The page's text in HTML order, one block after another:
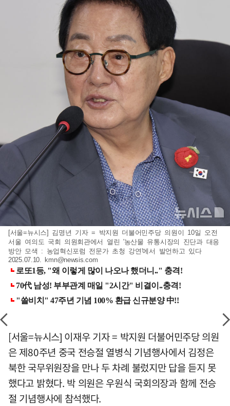
[서울=뉴시스] 김명년 기자 = 박지원 더불어민주당 의원이 10일 오전
서울 여의도 국회 의원회관에서 열린 '농산물 유통시장의 진단과 대응
방안 모색 : 농업혁신포럼 전문가 초청 강연'에서 발언하고 있다
2025.07.10. kmn@newsis.com
[서울=뉴시스] 이재우 기자 = 박지원 더불어민주당 의원
은 제80주년 중국 전승절 열병식 기념행사에서 김정은
북한 국무위원장을 만나 두 차례 불렀지만 답을 듣지 못
했다고 밝혔다. 박 의원은 우원식 국회의장과 함께 전승
절 기념행사에 참석했다.